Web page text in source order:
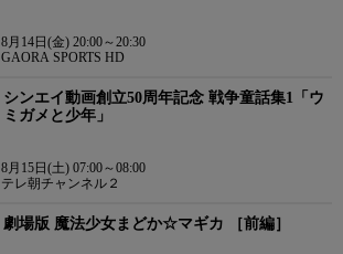
8月14日(金) 20:00～20:30
GAORA SPORTS HD
シンエイ動画創立50周年記念 戦争童話集1「ウ
ミガメと少年」
8月15日(土) 07:00～08:00
テレ朝チャンネル２
劇場版 魔法少女まどか☆マギカ ［前編］